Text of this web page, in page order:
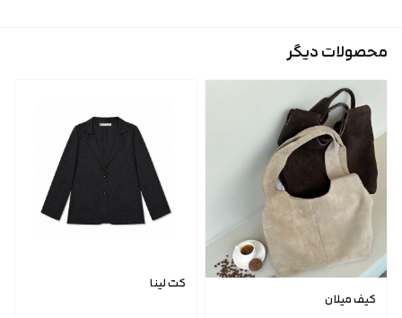
محصولات دیگر
کیف میلان
کت لینا